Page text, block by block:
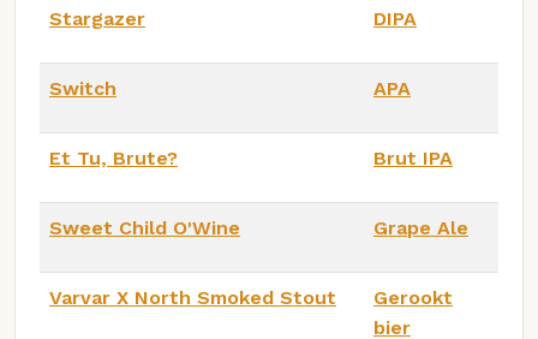
Stargazer DIPA
Switch APA
Et Tu, Brute? Brut IPA
Sweet Child O'Wine Grape Ale
Varvar X North Smoked Stout
Gerookt
bier